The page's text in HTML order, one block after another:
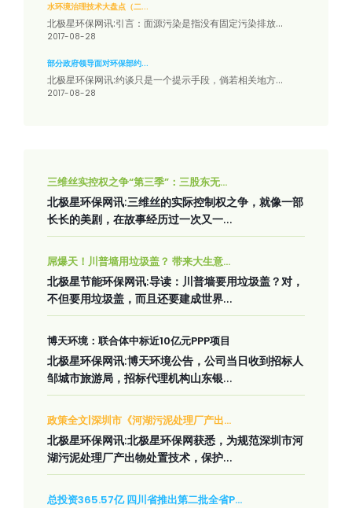
水环境治理技术大盘点（二...
北极星环保网讯:引言：面源污染是指没有固定污染排放...
2017-08-28
部分政府领导面对环保部约...
北极星环保网讯:约谈只是一个提示手段，倘若相关地方...
2017-08-28
三维丝实控权之争“第三季”：三股东无...
北极星环保网讯:三维丝的实际控制权之争，就像一部
长长的美剧，在故事经历过一次又一...
屌爆天！川普墙用垃圾盖？ 带来大生意...
北极星节能环保网讯:导读：川普墙要用垃圾盖？对，
不但要用垃圾盖，而且还要建成世界...
博天环境：联合体中标近10亿元PPP项目
北极星环保网讯:博天环境公告，公司当日收到招标人
邹城市旅游局，招标代理机构山东银...
政策全文|深圳市《河湖污泥处理厂产出...
北极星环保网讯:北极星环保网获悉，为规范深圳市河
湖污泥处理厂产出物处置技术，保护...
总投资365.57亿 四川省推出第二批全省P...